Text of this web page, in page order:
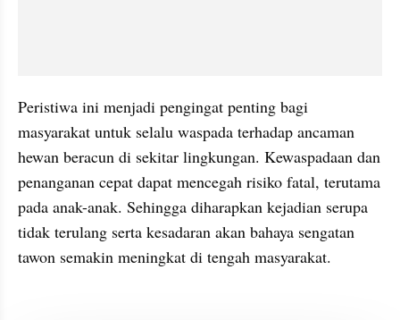
Peristiwa ini menjadi pengingat penting bagi
masyarakat untuk selalu waspada terhadap ancaman
hewan beracun di sekitar lingkungan. Kewaspadaan dan
penanganan cepat dapat mencegah risiko fatal, terutama
pada anak-anak. Sehingga diharapkan kejadian serupa
tidak terulang serta kesadaran akan bahaya sengatan
tawon semakin meningkat di tengah masyarakat.